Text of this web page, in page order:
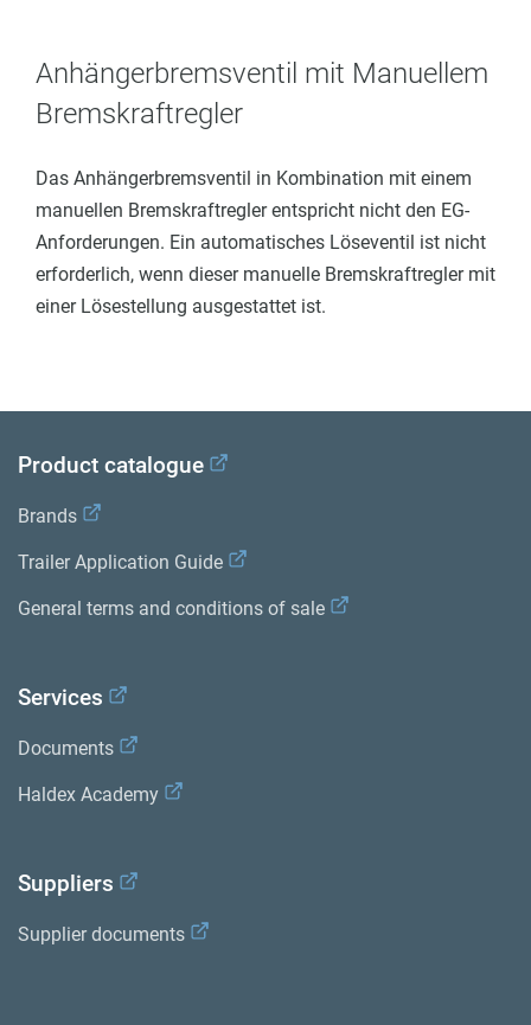
Anhängerbremsventil mit Manuellem
Bremskraftregler
Das Anhängerbremsventil in Kombination mit einem
manuellen Bremskraftregler entspricht nicht den EG-
Anforderungen. Ein automatisches Löseventil ist nicht
erforderlich, wenn dieser manuelle Bremskraftregler mit
einer Lösestellung ausgestattet ist.
Product catalogue
Brands
Trailer Application Guide
General terms and conditions of sale
Services
Documents
Haldex Academy
Suppliers
Supplier documents